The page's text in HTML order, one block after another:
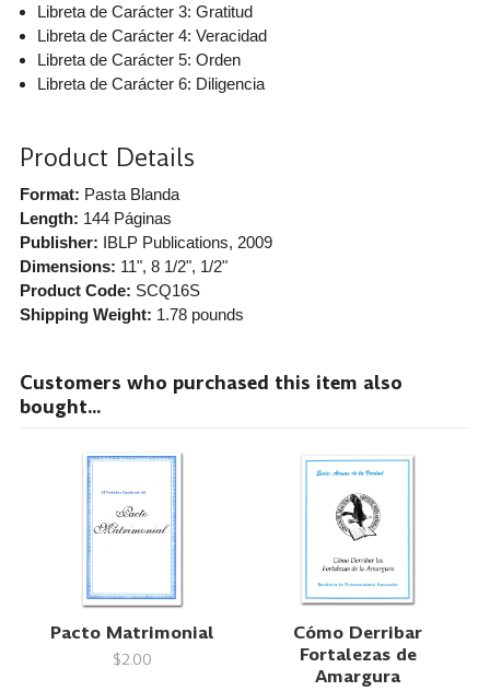
Libreta de Carácter 3: Gratitud
Libreta de Carácter 4: Veracidad
Libreta de Carácter 5: Orden
Libreta de Carácter 6: Diligencia
Product Details
Format: Pasta Blanda
Length: 144 Páginas
Publisher: IBLP Publications, 2009
Dimensions: 11", 8 1/2", 1/2"
Product Code: SCQ16S
Shipping Weight: 1.78pounds
Customers who purchased this item also
bought...
Pacto Matrimonial
$2.00
Cómo Derribar
Fortalezas de
Amargura